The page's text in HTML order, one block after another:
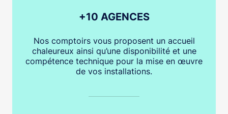
+10 AGENCES
Nos comptoirs vous proposent un accueil
chaleureux ainsi qu’une disponibilité et une
compétence technique pour la mise en œuvre
de vos installations.